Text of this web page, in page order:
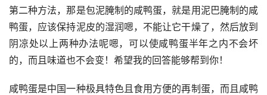
第二种方法，那是包泥腌制的咸鸭蛋，就是用泥巴腌制的咸
鸭蛋，应该保持泥皮的湿润嗯，不能让它干燥了，然后放到
阴凉处以上两种办法呢嗯，可以使咸鸭蛋半年之内不会坏
的，而且味道也不会变！希望我的回答能够帮到你！
咸鸭蛋是中国一种极具特色且食用方便的再制蛋，而且咸鸭